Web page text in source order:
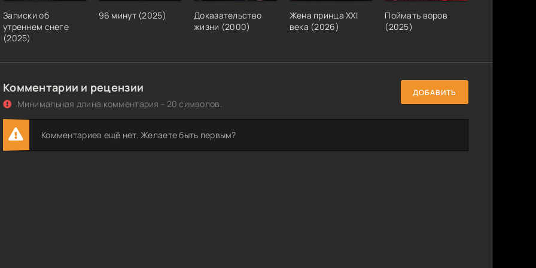
Записки об
утреннем снеге
(2025)
96 минут (2025)
Доказательство
жизни (2000)
Жена принца XXI
века (2026)
Поймать воров
(2025)
Комментарии и рецензии
Минимальная длина комментария - 20 символов.
ДОБАВИТЬ
Комментариев ещё нет. Желаете быть первым?